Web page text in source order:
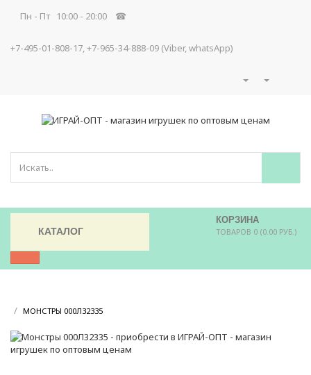
Пн - Пт 10:00 - 20:00 ☎
+7-495-01-808-17, +7-965-34-888-09 (Viber, whatsApp)
КОРЗИНА
ТОВАРОВ 0 (0.00 РУБ.)
КАТАЛОГ
/ МОНСТРЫ 000Л32335